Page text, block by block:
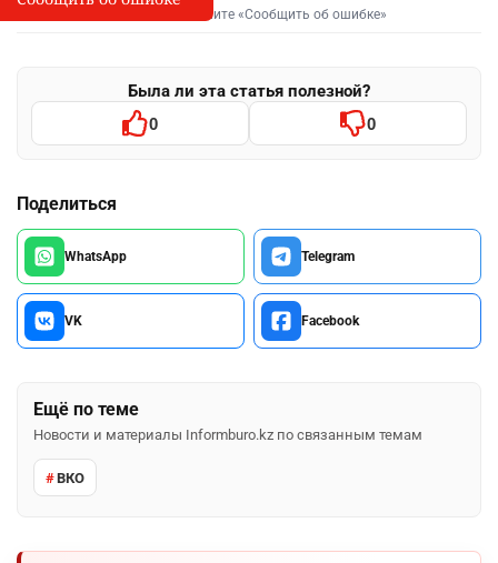
Выделите фрагмент и нажмите «Сообщить об ошибке»
Была ли эта статья полезной?
0 0
Поделиться
WhatsApp Telegram
VK Facebook
Ещё по теме
Новости и материалы Informburo.kz по связанным темам
ВКО